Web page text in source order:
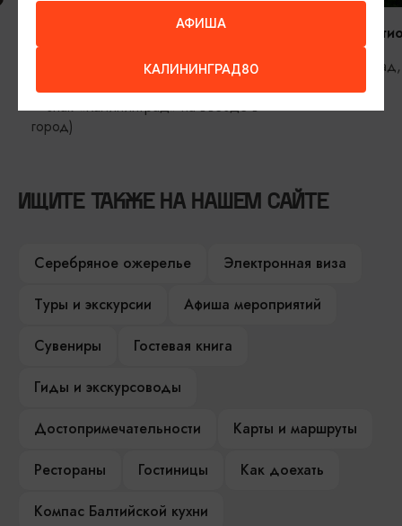
Форт №5 «Король Фридрих
Вильгельм III»
Калининград, ул. Булатова (ориентир
– знак «Калининград» на въезде в
город)
Редюит
ИЩИТЕ ТАКЖЕ НА НАШЕМ САЙТЕ
Серебряное ожерелье
Электронная виза
Туры и экскурсии
Афиша мероприятий
Сувениры
Гостевая книга
Гиды и экскурсоводы
Достопримечательности
Карты и маршруты
Рестораны
Гостиницы
Как доехать
Компас Балтийской кухни
АФИША
КАЛИНИНГРАД80